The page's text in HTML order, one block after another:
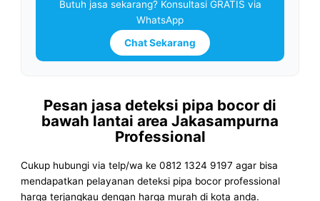
Butuh jasa sekarang? Konsultasi GRATIS via
WhatsApp
Chat Sekarang
Pesan jasa deteksi pipa bocor di
bawah lantai area Jakasampurna
Professional
Cukup hubungi via telp/wa ke 0812 1324 9197 agar bisa
mendapatkan pelayanan deteksi pipa bocor professional
harga terjangkau dengan harga murah di kota anda.